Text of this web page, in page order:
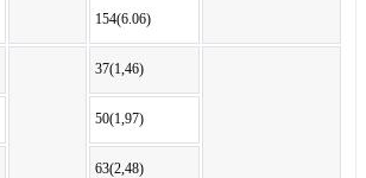
154(6.06)
37(1,46)
50(1,97)
63(2,48)